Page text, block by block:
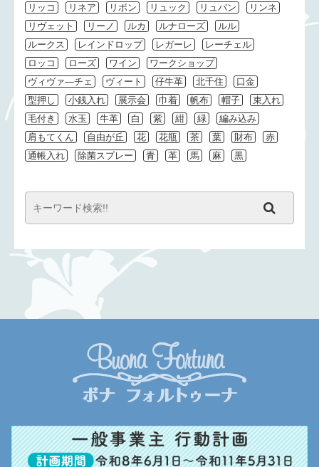
リッコ
リネア リボン リュック リュバン
リンネ
リヴェット
リーノ ルカ ルナローズ
ルル
ルークス
レインドロップ レガーレ
レーチェル
ロッコ
ローズ ワイン
ワークショップ
ヴィヴァ―チェ
ヴィート 仔牛革 北千住
口金
型押し
小銭入れ 展示会 巾着 帆布 帽子
束入れ
毛付き
水玉 牛革 白 紫 紺 緑
編み込み
肩もてくん
自由が丘 花 花瓶 茶 葉 財布
赤
通帳入れ
除菌スプレー 青 革 馬 麻 黒